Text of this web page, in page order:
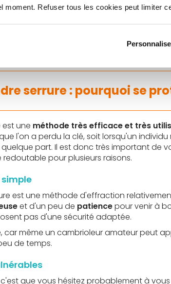
moment. Refuser tous les cookies peut limiter
de
disposent de
de perçage, que ce soit via la première ou
Rendez-vous partie 4 pour savoir
serrure : pourquoi se
une méthode très efficace et très
l'on a perdu la clé, soit lorsqu'un individu
part. Il est donc très important de
pour plusieurs raisons.
est une méthode d'effraction
et d'un peu de patiencepour venir à
pas d'une sécurité adaptée.
car même un cambrioleur amateur peut
de temps.
que vous hésitez probablement à